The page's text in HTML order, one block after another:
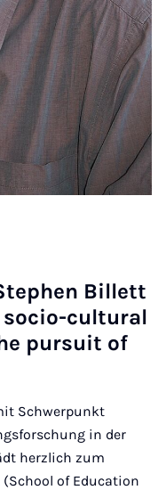
Bil­lett
so­cio-cul­tur­al
pur­suit of
Schwerpunkt
in der
herzlich zum
of Education